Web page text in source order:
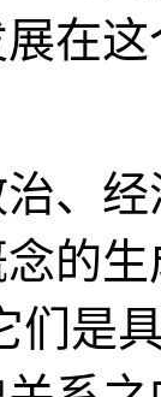
在
、
的
们是